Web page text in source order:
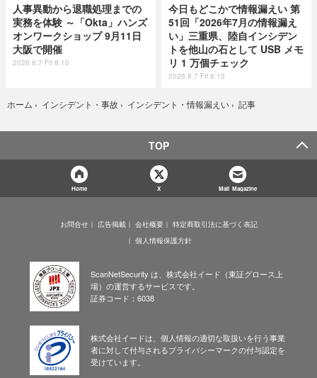
人事異動から退職処理までの
実務を体験 ～「Okta」ハンズ
オンワークショップ 9月11日
大阪で開催
2026.8.7 Fri 8:10
今日もどこかで情報漏えい 第
51回「2026年7月の情報漏え
い」三重県、陸自インシデン
トを他山の石として USB メモ
リ 1 万個チェック
2026.8.7 Fri 8:15
ホーム › インシデント・事故 › インシデント・情報漏えい › 記事
TOP
Home X Mail Magazine
お問合せ 広告掲載 会社概要
特定商取引法に基づく表記
個人情報保護方針
ScanNetSecurity は、株式会社イード（東証グロース上
場）の運営するサービスです。
証券コード：6038
株式会社イードは、個人情報の適切な取扱いを行う事業
者に対して付与されるプライバシーマークの付与認定を
受けています。